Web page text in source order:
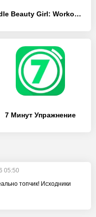
Idle Beauty Girl: Workout master
7 Минут Упражнение
05:50
топчик! Исходники